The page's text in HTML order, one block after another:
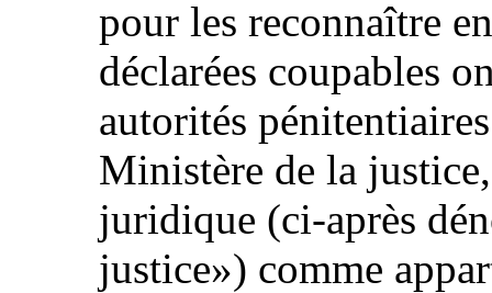
pour les reconnaître
déclarées coupables
autorités
Ministère de la
juridique (ci‑après
justice») comme